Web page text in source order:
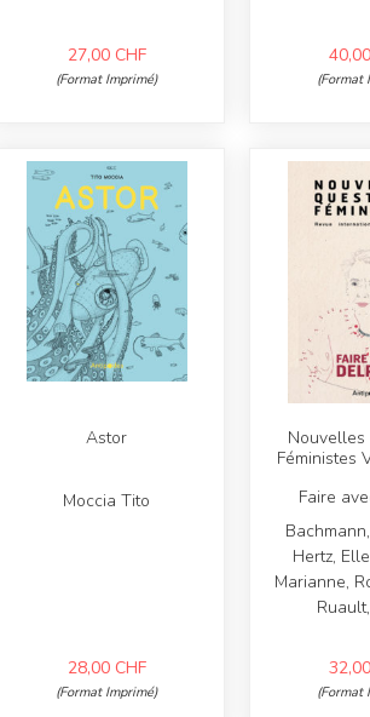
27,00 CHF
(Format Imprimé)
40,00
(Format
Astor
Moccia Tito
28,00 CHF
(Format Imprimé)
Nouvelles
Féministes
Faire
Hertz,
Marianne,
32,00
(Format